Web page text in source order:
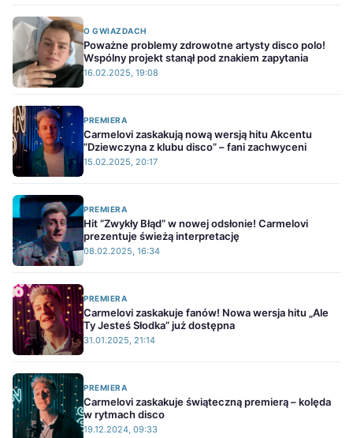
O GWIAZDACH
Poważne problemy zdrowotne artysty disco polo!
Wspólny projekt stanął pod znakiem zapytania
16.02.2025, 19:08
PREMIERA
Carmelovi zaskakują nową wersją hitu Akcentu
”Dziewczyna z klubu disco” – fani zachwyceni
15.02.2025, 20:17
PREMIERA
Hit ”Zwykły Błąd” w nowej odsłonie! Carmelovi
prezentuje świeżą interpretację
08.02.2025, 16:34
PREMIERA
Carmelovi zaskakuje fanów! Nowa wersja hitu „Ale
Ty Jesteś Słodka” już dostępna
31.01.2025, 21:14
PREMIERA
Carmelovi zaskakuje świąteczną premierą – kolęda
w rytmach disco
19.12.2024, 09:33